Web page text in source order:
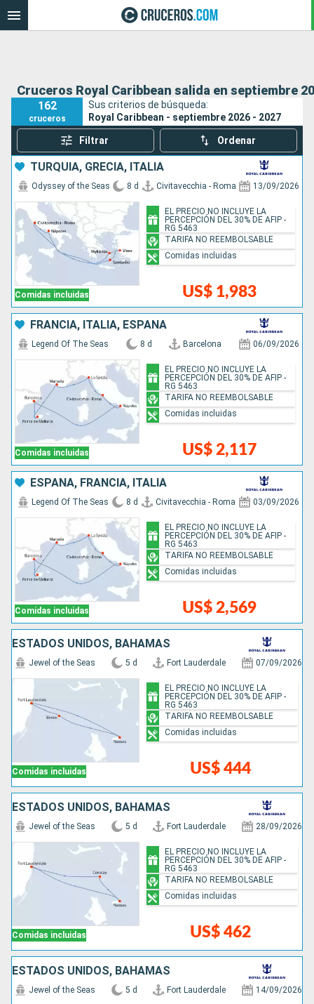
Cruceros Royal Caribbean salida en septiembre
162
cruceros
Sus criterios de búsqueda:
Royal Caribbean - septiembre 2026 - 2027
Filtrar Ordenar
TURQUÍA, GRECIA, ITALIA
Comidas incluidas
Odyssey of the Seas 8 d Civitavecchia - Roma 13/09/2026
US$ 1,983
EL PRECIO NO INCLUYE LA
PERCEPCIÓN DEL 30% DE AFIP -
RG 5463
TARIFA NO REEMBOLSABLE
Comidas incluidas
FRANCIA, ITALIA, ESPAÑA
Comidas incluidas
Legend Of The Seas 8 d Barcelona 06/09/2026
US$ 2,117
EL PRECIO NO INCLUYE LA
PERCEPCIÓN DEL 30% DE AFIP -
RG 5463
TARIFA NO REEMBOLSABLE
Comidas incluidas
ESPAÑA, FRANCIA, ITALIA
Comidas incluidas
Legend Of The Seas 8 d Civitavecchia - Roma 03/09/2026
US$ 2,569
EL PRECIO NO INCLUYE LA
PERCEPCIÓN DEL 30% DE AFIP -
RG 5463
TARIFA NO REEMBOLSABLE
Comidas incluidas
ESTADOS UNIDOS, BAHAMAS
Comidas incluidas
Jewel of the Seas 5 d Fort Lauderdale 07/09/2026
US$ 444
EL PRECIO NO INCLUYE LA
PERCEPCIÓN DEL 30% DE AFIP -
RG 5463
TARIFA NO REEMBOLSABLE
Comidas incluidas
ESTADOS UNIDOS, BAHAMAS
Comidas incluidas
Jewel of the Seas 5 d Fort Lauderdale 28/09/2026
US$ 462
EL PRECIO NO INCLUYE LA
PERCEPCIÓN DEL 30% DE AFIP -
RG 5463
TARIFA NO REEMBOLSABLE
Comidas incluidas
ESTADOS UNIDOS, BAHAMAS
Jewel of the Seas 5 d Fort Lauderdale 14/09/2026